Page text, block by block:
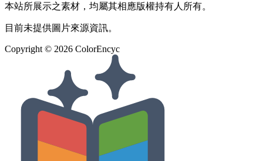
本站所展示之素材，均屬其相應版權持有人所有。
目前未提供圖片來源資訊。
Copyright © 2026 ColorEncyc